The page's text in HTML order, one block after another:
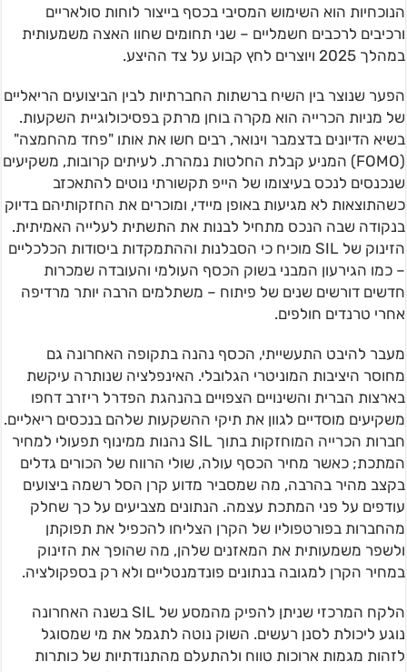
הנוכחיות הוא השימוש המסיבי בכסף בייצור לוחות סולאריים
ורכיבים לרכבים חשמליים – שני תחומים שחוו האצה משמעותית
במהלך 2025 ויוצרים לחץ קבוע על צד ההיצע.
הפער שנוצר בין השיח ברשתות החברתיות לבין הביצועים הריאליים
של מניות הכרייה הוא מקרה בוחן מרתק בפסיכולוגיית השקעות.
בשיא הדיונים בדצמבר וינואר, רבים חשו את אותו "פחד מהחמצה"
(FOMO) המניע קבלת החלטות נמהרת. לעיתים קרובות, משקיעים
שנכנסים לנכס בעיצומו של הייפ תקשורתי נוטים להתאכזב
כשהתוצאות לא מגיעות באופן מיידי, ומוכרים את החזקותיהם בדיוק
בנקודה שבה הנכס מתחיל לבנות את התשתית לעלייה האמיתית.
הזינוק של SIL מוכיח כי הסבלנות וההתמקדות ביסודות הכלכליים
– כמו הגירעון המבני בשוק הכסף העולמי והעובדה שמכרות
חדשים דורשים שנים של פיתוח – משתלמים הרבה יותר מרדיפה
אחרי טרנדים חולפים.
מעבר להיבט התעשייתי, הכסף נהנה בתקופה האחרונה גם
מחוסר היציבות המוניטרי הגלובלי. האינפלציה שנותרה עיקשת
בארצות הברית והשינויים הצפויים בהנהגת הפדרל ריזרב דחפו
משקיעים מוסדיים לגוון את תיקי ההשקעות שלהם בנכסים ריאליים.
חברות הכרייה המוחזקות בתוך SIL נהנות ממינוף תפעולי למחיר
המתכת; כאשר מחיר הכסף עולה, שולי הרווח של הכורים גדלים
בקצב מהיר בהרבה, מה שמסביר מדוע קרן הסל רשמה ביצועים
עודפים על פני המתכת עצמה. הנתונים מצביעים על כך שחלק
מהחברות בפורטפוליו של הקרן הצליחו להכפיל את תפוקתן
ולשפר משמעותית את המאזנים שלהן, מה שהופך את הזינוק
במחיר הקרן למגובה בנתונים פונדמנטליים ולא רק בספקולציה.
הלקח המרכזי שניתן להפיק מהמסע של SIL בשנה האחרונה
נוגע ליכולת לסנן רעשים. השוק נוטה לתגמל את מי שמסוגל
לזהות מגמות ארוכות טווח ולהתעלם מהתנודתיות של כותרות